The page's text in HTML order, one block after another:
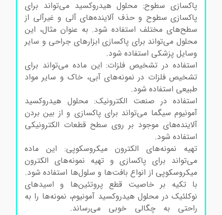
پاکسازی سطوح: محلول هیدروکسید می‌تواند برای
پاکسازی سطوح و حذف آلاینده‌های آلی و غیرآلی از
سطح‌های مختلف استفاده شود. به عنوان مثال، این
محلول می‌تواند برای پاکسازی ابزارهای جراحی و سایر
وسایل پزشکی استفاده شود.
استفاده در تشخیص فلزات: این ماده می‌تواند برای
تشخیص فلزات در نمونه‌های آبی، خاک و سایر مواد
طبیعی استفاده شود.
استفاده در صنعت الکترونیک: محلول هیدروکسید
آمونیوم سیگما می‌تواند برای پاکسازی و از بین بردن
آلاینده‌های موجود بر روی سطح قطعات الکترونیکی
استفاده شود.
تهیه نمونه‌های الکترون میکروسکوپی: این ماده
می‌تواند برای پاکسازی و تهیه نمونه‌های الکترون
میکروسکوپی از انواع بافت‌ها و سلول‌ها استفاده شود.
با تکیه بر خاصیت قطع پروتئین‌ها و اسیدهای
نوکلئیک در محلول هیدروکسید آمونیوم، نمونه‌ها را به
راحتی به چگالی خوبی می‌رساند.خرید محلول